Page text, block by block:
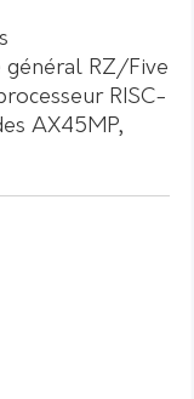
général RZ/Five
RISC-
AX45MP,